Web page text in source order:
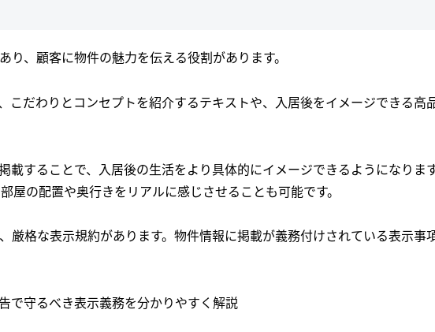
、顧客に物件の魅力を伝える役割があります。
こだわりとコンセプトを紹介するテキストや、入居後をイメージできる高
載することで、入居後の生活をより具体的にイメージできるようになりま
屋の配置や奥行きをリアルに感じさせることも可能です。
厳格な表示規約があります。物件情報に掲載が義務付けされている表示事
で守るべき表示義務を分かりやすく解説